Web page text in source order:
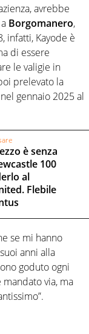
avrebbe
Borgomanero,
infatti, Kayode è
di essere
le valigie in
prelevato la
gennaio 2025 al
è senza
100
al
Flebile
se mi hanno
anni alla
goduto ogni
mandato via, ma